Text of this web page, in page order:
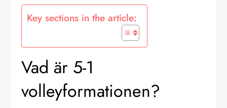
Key sections in the article:
Vad är 5-1
volleyformationen?